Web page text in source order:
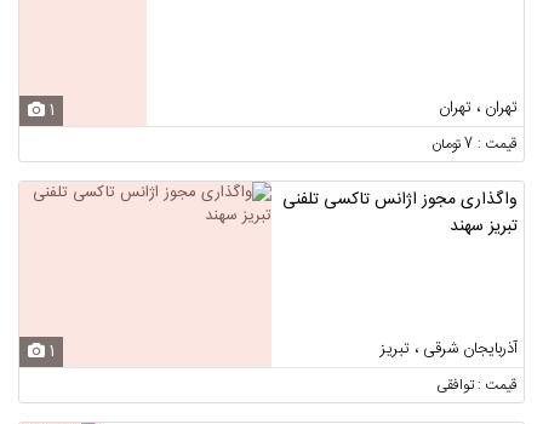
تهران ، تهران 1
قیمت : 7 تومان
واگذاری مجوز اژانس تاکسی تلفنی
تبریز سهند
آذربایجان شرقی ، تبریز 1
قیمت : توافقی